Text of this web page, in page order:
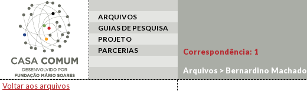
ARQUIVOS
GUIAS DE PESQUISA
PROJETO
PARCERIAS
Voltar aos arquivos
Correspondência: 1
Arquivos > Bernardino Machado